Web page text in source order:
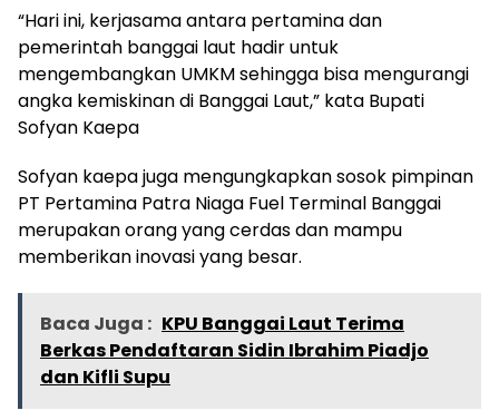
“Hari ini, kerjasama antara pertamina dan
pemerintah banggai laut hadir untuk
mengembangkan UMKM sehingga bisa mengurangi
angka kemiskinan di Banggai Laut,” kata Bupati
Sofyan Kaepa
Sofyan kaepa juga mengungkapkan sosok pimpinan
PT Pertamina Patra Niaga Fuel Terminal Banggai
merupakan orang yang cerdas dan mampu
memberikan inovasi yang besar.
Baca Juga : KPU Banggai Laut Terima
Berkas Pendaftaran Sidin Ibrahim Piadjo
dan Kifli Supu